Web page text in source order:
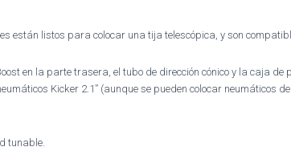
están listos para colocar una tija telescópica, y son
Boost en la parte trasera, el tubo de dirección cónico y la caja
Kicker 2.1” (aunque se pueden colocar
tunable.